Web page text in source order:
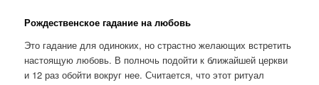
Рождественское гадание на любовь
Это гадание для одиноких, но страстно желающих встретить
настоящую любовь. В полночь подойти к ближайшей церкви
и 12 раз обойти вокруг нее. Считается, что этот ритуал